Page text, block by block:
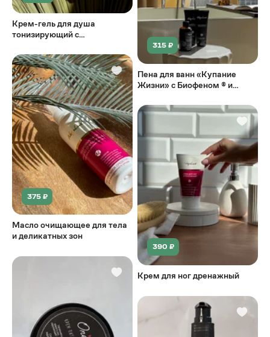
Крем-гель для душа
тонизирующий с
лайма и имбиря
375 ₽
Масло очищающее для тела
и деликатных зон
315 ₽
Пена для ванн «Купание
Жизни» с Биофеном ® и
390 ₽
Крем для ног дренажный